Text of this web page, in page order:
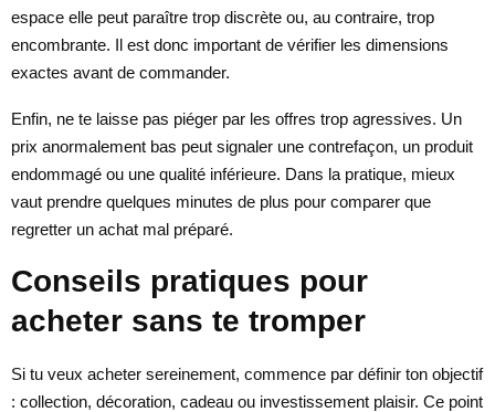
espace elle peut paraître trop discrète ou, au contraire, trop
encombrante. Il est donc important de vérifier les dimensions
exactes avant de commander.
Enfin, ne te laisse pas piéger par les offres trop agressives. Un
prix anormalement bas peut signaler une contrefaçon, un produit
endommagé ou une qualité inférieure. Dans la pratique, mieux
vaut prendre quelques minutes de plus pour comparer que
regretter un achat mal préparé.
Conseils pratiques pour
acheter sans te tromper
Si tu veux acheter sereinement, commence par définir ton objectif
: collection, décoration, cadeau ou investissement plaisir. Ce point